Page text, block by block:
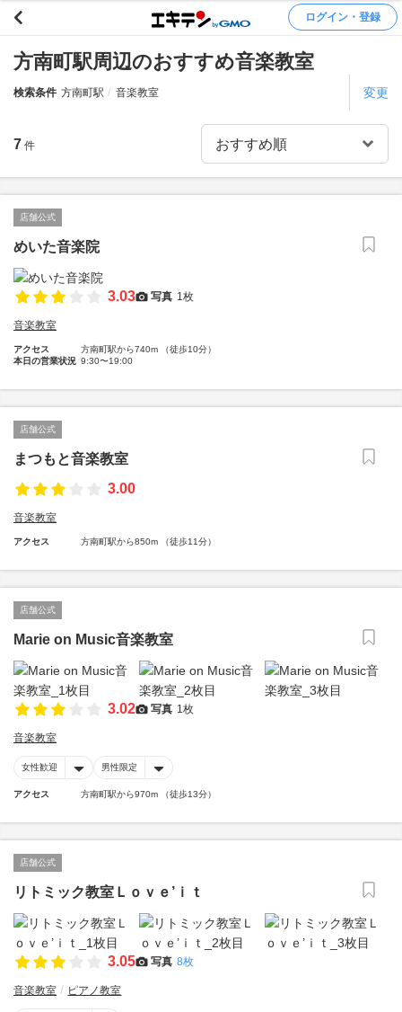
ログイン・登録
方南町駅周辺のおすすめ音楽教室
検索条件 方南町駅 音楽教室 変更
7 件
店舗公式
めいた音楽院
3.03 写真 1枚
音楽教室
アクセス
方南町駅から740m （徒歩10分）
本日の営業状況 9:30〜19:00
店舗公式
まつもと音楽教室
3.00
音楽教室
アクセス 方南町駅から850m （徒歩11分）
店舗公式
Marie on Music音楽教室
3.02 写真 1枚
音楽教室
女性歓迎 男性限定
アクセス 方南町駅から970m （徒歩13分）
店舗公式
リトミック教室Ｌｏｖｅ’ｉｔ
3.05 写真 8枚
音楽教室 ピアノ教室